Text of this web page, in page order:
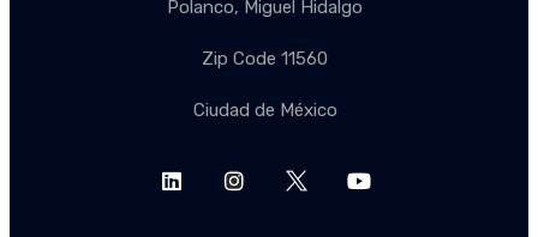
Polanco, Miguel Hidalgo
Zip Code 11560
Ciudad de México